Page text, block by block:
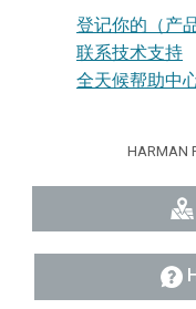
登记你的（产
联系技术支持
全天候帮助中
HARMAN